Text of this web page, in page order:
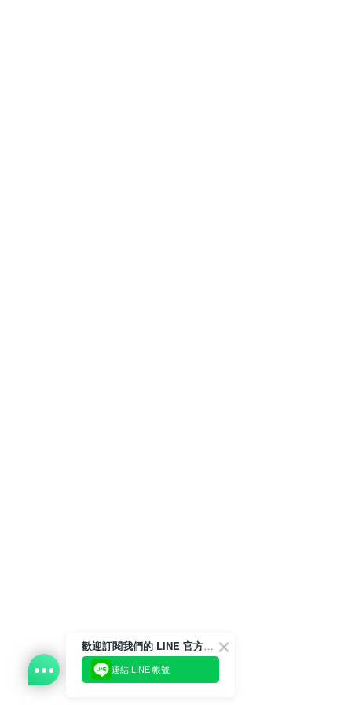
歡迎訂閱我們的 LINE 官方帳號
連結 LINE 帳號